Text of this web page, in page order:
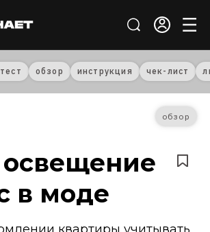
тест обзор инструкция чек-лист
обзор
освещение
в моде